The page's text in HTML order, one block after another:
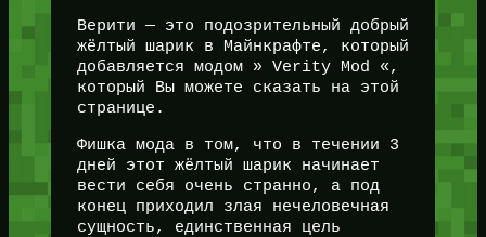
Верити — это подозрительный добрый
жёлтый шарик в Майнкрафте, который
добавляется модом » Verity Mod «,
который Вы можете сказать на этой
странице.
Фишка мода в том, что в течении 3
дней этот жёлтый шарик начинает
вести себя очень странно, а под
конец приходил злая нечеловечная
сущность, единственная цель